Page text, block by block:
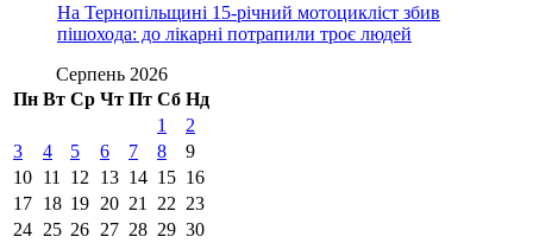
На Тернопільщині 15-річний мотоцикліст збив
пішохода: до лікарні потрапили троє людей
Серпень 2026
Пн Вт Ср Чт Пт Сб Нд
1
2
3
4 5 6 7 8
9
10 11 12 13 14 15 16
17 18 19 20 21 22 23
24 25 26 27 28 29 30